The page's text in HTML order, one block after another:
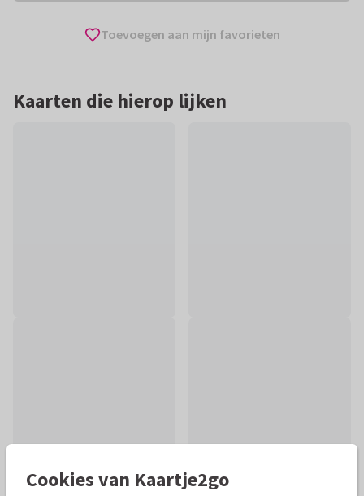
Toevoegen aan mijn favorieten
Kaarten die hierop lijken
Cookies van Kaartje2go